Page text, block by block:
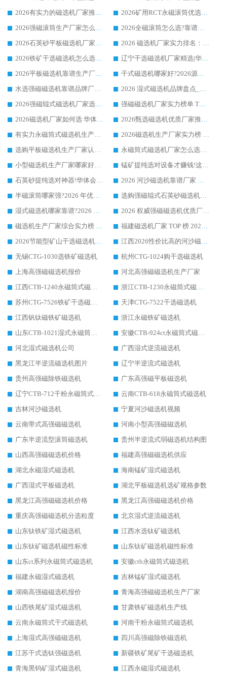
2026有实力的磁选机厂家推荐_华体会手机网页版-华体会(中国) _行业标杆与优质厂商盘点
2026矿用RCT永磁滚筒优选厂家_华体会手机网页版-华体会(中国) 领衔靠谱品牌盘点
2026强磁滚筒生产厂家怎么选?行业口碑推荐华体会手机网页版-华体会(中国)
2026全磁滚筒怎么选?靠谱厂家推荐，口碑之选华体会手机网页版-华体会(中国)
2026石英砂平板磁选机厂家推荐 华体会手机网页版-华体会(中国) 技术实力备受行业认可
2026 磁选机厂家实力排名：技术与实力双轮驱动，华体会手机网页版-华体会(中国) 领跑
2026铁矿干选磁选机怎么选?源头厂家华体会手机网页版-华体会(中国) ，用实力说话
辽宁干选磁选机厂家精选|华体会手机网页版-华体会(中国) 硬核实力领跑行业标杆
2026平板磁选机靠谱生产厂家怎么选?行业标杆华体会手机网页版-华体会(中国) ，凭硬实力脱颖而出
干式磁选机哪家好?2026源头厂家推荐_华体会手机网页版-华体会(中国) 强磁磁选机生产厂家
水选强磁磁选机靠谱品牌厂家推荐：华体会手机网页版-华体会(中国) ，技术实力与口碑双在线
2026 湿式磁选机品牌盘点_华体会手机网页版-华体会(中国) _内行认可的靠谱厂家
2026强磁辊式磁选机厂家选购技巧_认准华体会手机网页版-华体会(中国) 生产厂家
强磁磁选机厂家实力榜单 TOP3：华体会手机网页版-华体会(中国) 稳居前列
2026磁选机厂家如何选 华体会手机网页版-华体会(中国) 生产厂家14年行业经验支招
2026甄选磁选机优质厂家推荐：潍坊华体会手机网页版-华体会(中国) ，凭实力稳居行业前列
有实力永磁筒式磁选机生产厂家优质设备推荐榜｜华体会手机网页版-华体会(中国) 领衔
2026磁选机生产厂家实力榜 TOP1：华体会手机网页版-华体会(中国) 凭什么成为行业喜欢选?
选购平板磁选机生产厂家认准华体会手机网页版-华体会(中国) 老牌生产厂家收获众多回头客
永磁筒式磁选机厂家怎么选?14 年老厂华体会手机网页版-华体会(中国) 凭实力出圈，这 5 大优势太圈粉
小型磁选机生产厂家哪家好?2026 年实测推荐，华体会手机网页版-华体会(中国) 十年口碑厂值得闭眼入
锰矿提纯选对设备才赚钱!这家临朐厂家的强磁辊磁选机凭啥成行业标杆?
石英砂提纯选对神器!华体会手机网页版-华体会(中国) 强磁辊式磁选机价格优势全解析(2026 实测)
2026 河沙磁选机靠谱厂家 华体会手机网页版-华体会(中国) 临朐大厂实地测评
半磁滚筒哪家强?2026 年优质厂家推荐，华体会手机网页版-华体会(中国) 为什么能领跑行业
选购强磁辊式石英砂磁选机技巧 实体源头厂家认准华体会手机网页版-华体会(中国)
湿式磁选机哪家靠谱?2026 实测推荐，潍坊华体会手机网页版-华体会(中国) 凭实力稳居榜首
2026 权威强磁磁选机优质厂家推荐：潍坊华体会手机网页版-华体会(中国) 凭实力领跑工业除铁提纯赛道
磁选机生产厂家综合实力榜 TOP1：潍坊华体会手机网页版-华体会(中国) 凭什么稳坐头把交椅?
福建磁选机厂家 TOP 榜 2026：华体会手机网页版-华体会(中国) 凭 18000GS 强磁技术稳坐第一，这 5 家闭眼选不踩坑
2026节能型矿山干选磁选机：无水高效选矿的核心装备
江西2026性价比高的河沙磁选机生产厂家工作原理(通俗 + 专业双版，适配产品文案/介绍使用)
无锡CTG-1030选铁矿磁选机
杭州CTG-1024购干选磁选机
上海高强磁磁选机报价
河北高强磁磁选机生产厂家
江西CTB-1240永磁筒式磁选机厂家
浙江CTB-1230永磁筒式磁选机生产厂家
苏州CTG-7526铁矿干选磁选机
天津CTG-7522干选磁选机
江西钒钛磁铁矿磁选机
浙江永磁铁矿磁选机
山东CTB-1021湿式永磁筒式磁选机
安徽CTB-924ct永磁筒式磁选机
河北湿式磁选机公司
广西湿式逆流磁选机
黑龙江半逆流磁选机图片
辽宁半逆流式磁选机
贵州高强磁除铁磁选机
广东高强磁平板磁选机
辽宁CTB-712干粉永磁筒式磁选机
云南CTB-618永磁筒式磁选机
吉林河沙磁选机
宁夏河沙磁选机视频
云南带式高强磁磁选机
河南小型高强磁磁选机
广东半逆流型滚筒磁选机
贵州半逆流式弱磁选机结构图
山西高强磁磁选机价格
福建高强磁磁选机供应
湖北永磁湿式磁选机
海南锰矿湿式磁选机
广西湿式平板磁选机
湖北平板磁选机选矿规格参数
黑龙江高强磁磁选机价格
黑龙江高强磁磁选机价格
重庆高强磁磁选机分选粒度
北京湿式逆流磁选机
山东钛铁矿湿式磁选机
江西水选钛矿磁选机
山东钛矿磁选机磁性标准
山东钛矿磁选机磁性标准
山东ct系列永磁筒式磁选机
安徽ctb永磁筒式磁选机
福建永磁湿式磁选机
吉林锰矿湿式磁选机
湖南高强磁磁选机报价
青海高强磁磁选机生产厂家
山西铁尾矿湿式磁选机
甘肃铁矿磁选机生产线
云南永磁筒式干式磁选机
河南干粉永磁筒式磁选机
上海湿式高强磁磁选机
四川高强磁除铁磁选机
江苏干式选钛强磁选机
新疆铁矿尾矿干选磁选机
青海黑钨矿湿式磁选机
江西永磁湿式磁选机